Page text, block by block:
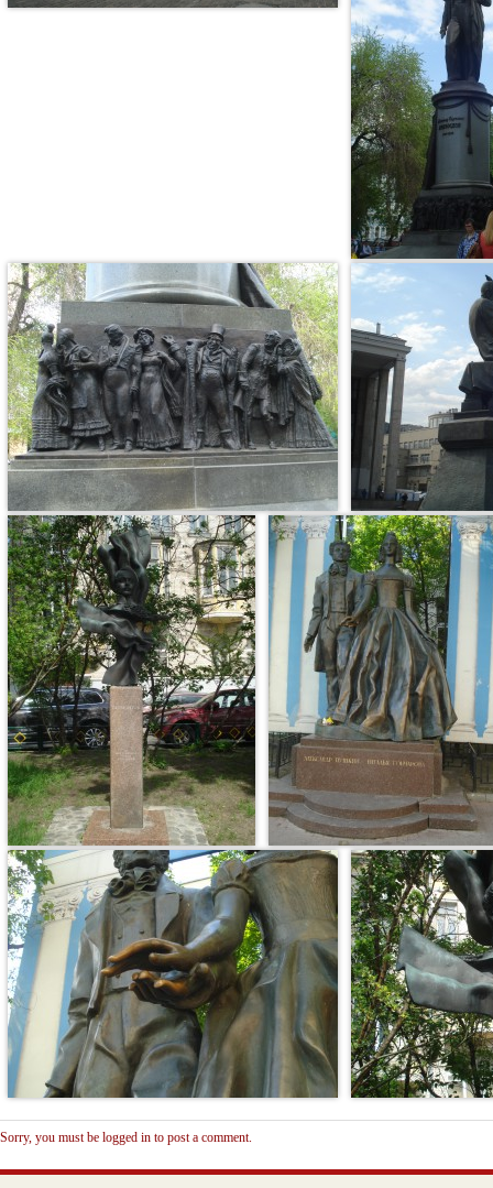
Sorry, you must be logged in to post a comment.